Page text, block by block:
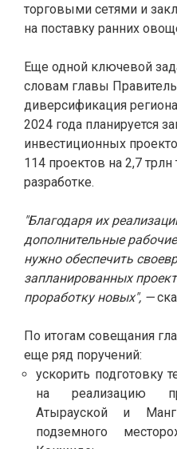
торговыми сетями и
на поставку ранних
Еще одной ключевой
словам главы
диверсификация
2024 года планируется
инвестиционных
114 проектов на 2,7 трлн
разработке.
"Благодаря их
дополнительные
нужно обеспечить
запланированных
проработку новых", —
По итогам совещания
еще ряд поручений:
ускорить подготовку
на реализацию
Атырауской и
подземного